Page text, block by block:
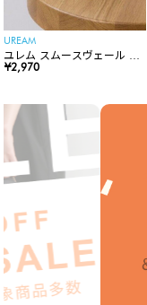
UREAM
ユレム スムースヴェール リ
ップスティック
¥2,970